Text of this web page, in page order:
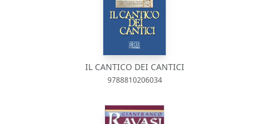
IL CANTICO DEI CANTICI
9788810206034